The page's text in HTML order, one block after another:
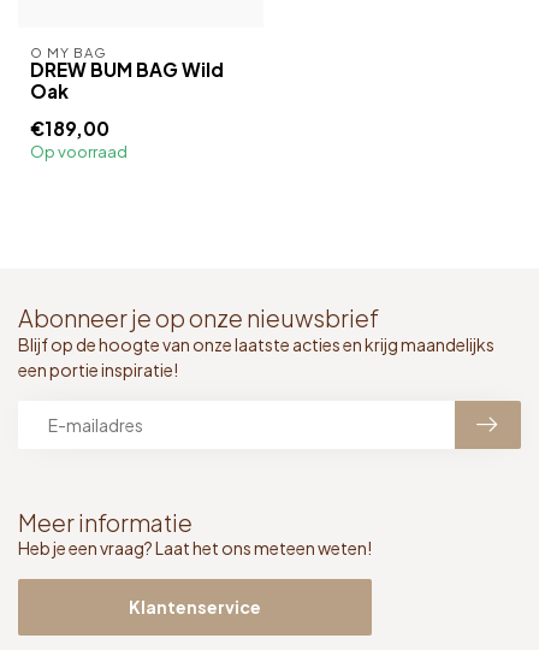
O MY BAG
DREW BUM BAG Wild
Oak
€189,00
Op voorraad
Meer informatie
Heb je een vraag? Laat het ons meteen weten!
Klantenservice
Abonneer je op onze nieuwsbrief
Blijf op de hoogte van onze laatste acties en krijg maandelijks
een portie inspiratie!